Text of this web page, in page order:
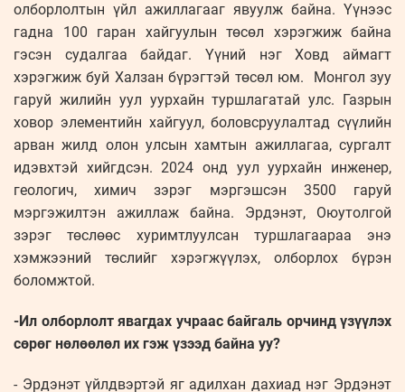
олборлолтын үйл ажиллагааг явуулж байна. Үүнээс
гадна 100 гаран хайгуулын төсөл хэрэгжиж байна
гэсэн судалгаа байдаг. Үүний нэг Ховд аймагт
хэрэгжиж буй Халзан бүрэгтэй төсөл юм. Монгол зуу
гаруй жилийн уул уурхайн туршлагатай улс. Газрын
ховор элементийн хайгуул, боловсруулалтад сүүлийн
арван жилд олон улсын хамтын ажиллагаа, сургалт
идэвхтэй хийгдсэн. 2024 онд уул уурхайн инженер,
геологич, химич зэрэг мэргэшсэн 3500 гаруй
мэргэжилтэн ажиллаж байна. Эрдэнэт, Оюутолгой
зэрэг төслөөс хуримтлуулсан туршлагаараа энэ
хэмжээний төслийг хэрэгжүүлэх, олборлох бүрэн
боломжтой.
-Ил олборлолт явагдах учраас байгаль орчинд үзүүлэх
сөрөг нөлөөлөл их гэж үзээд байна уу?
- Эрдэнэт үйлдвэртэй яг адилхан дахиад нэг Эрдэнэт